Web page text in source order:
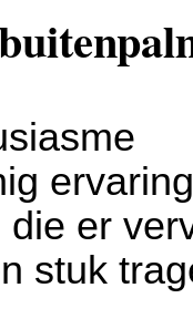
er
stuk